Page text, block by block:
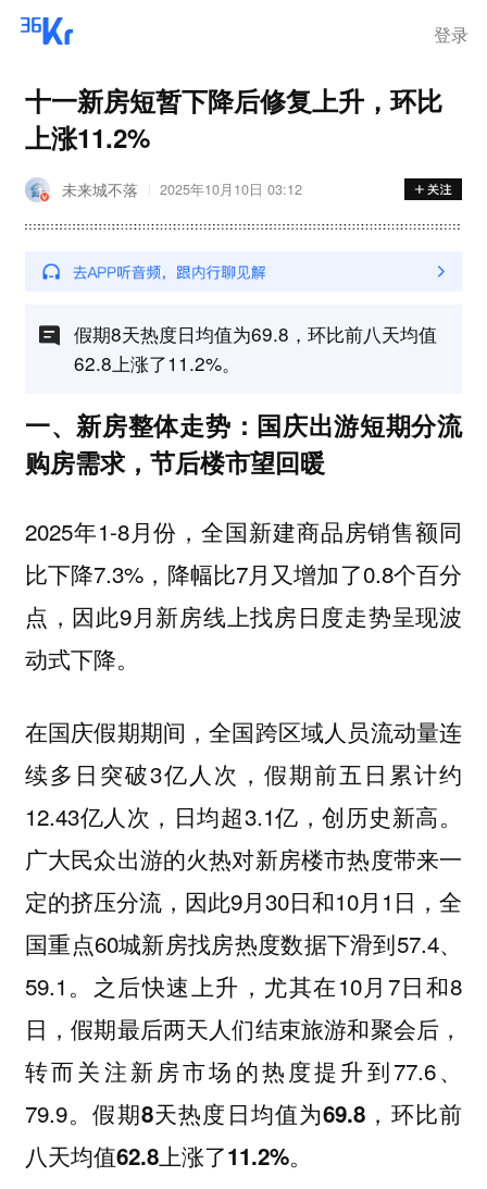
登录
十一新房短暂下降后修复上升，环比
上涨11.2%
未来城不落 2025年10月10日 03:12
假期8天热度日均值为69.8，环比前八天均值
62.8上涨了11.2%。
一、新房整体走势：国庆出游短期分流
购房需求，节后楼市望回暖
2025年1-8月份，全国新建商品房销售额同
比下降7.3%，降幅比7月又增加了0.8个百分
点，因此9月新房线上找房日度走势呈现波
动式下降。
在国庆假期期间，全国跨区域人员流动量连
续多日突破3亿人次，假期前五日累计约
12.43亿人次，日均超3.1亿，创历史新高。
广大民众出游的火热对新房楼市热度带来一
定的挤压分流，因此9月30日和10月1日，全
国重点60城新房找房热度数据下滑到57.4、
59.1。之后快速上升，尤其在10月7日和8
日，假期最后两天人们结束旅游和聚会后，
转而关注新房市场的热度提升到77.6、
79.9。假期8天热度日均值为69.8，环比前
八天均值62.8上涨了11.2%。